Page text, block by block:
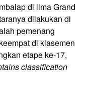
di lima Grand
dilakukan di
pemenang
di klasemen
etape ke-17,
classification